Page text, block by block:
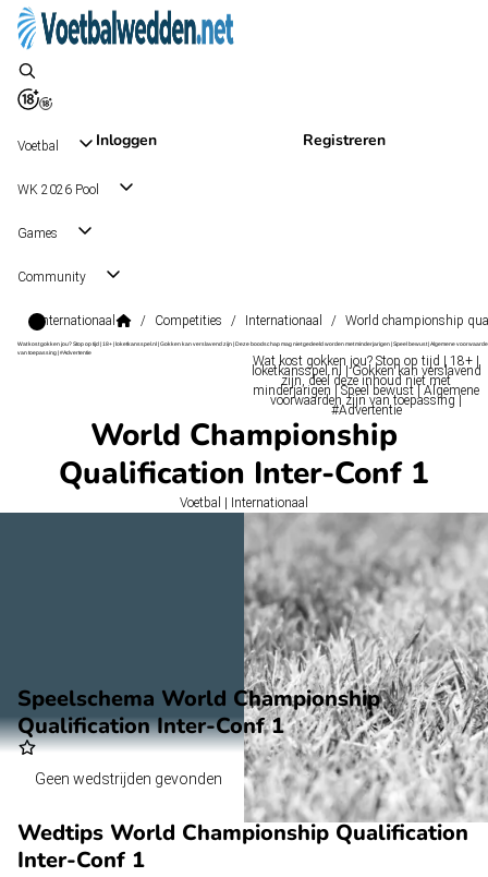
Inloggen Registreren
Voetbal
WK 2026 Pool
Games
Community
Internationaal / Competities / Internationaal / World championship
Wat kost gokken jou? Stop op tijd | 18+ | loketkansspel.nl | Gokken kan verslavend zijn | Deze boodschap mag niet gedeeld worden met minderjarigen | Speel bewust | Algemene
van toepassing | #Advertentie
Wat kost gokken jou? Stop op tijd | 18+ |
loketkansspel.nl | Gokken kan verslavend
zijn, deel deze inhoud niet met
minderjarigen | Speel bewust | Algemene
voorwaarden zijn van toepassing |
#Advertentie
World Championship
Qualification Inter-Conf 1
Voetbal | Internationaal
Speelschema World Championship
Qualification Inter-Conf 1
Geen wedstrijden gevonden
Wedtips World Championship Qualification
Inter-Conf 1